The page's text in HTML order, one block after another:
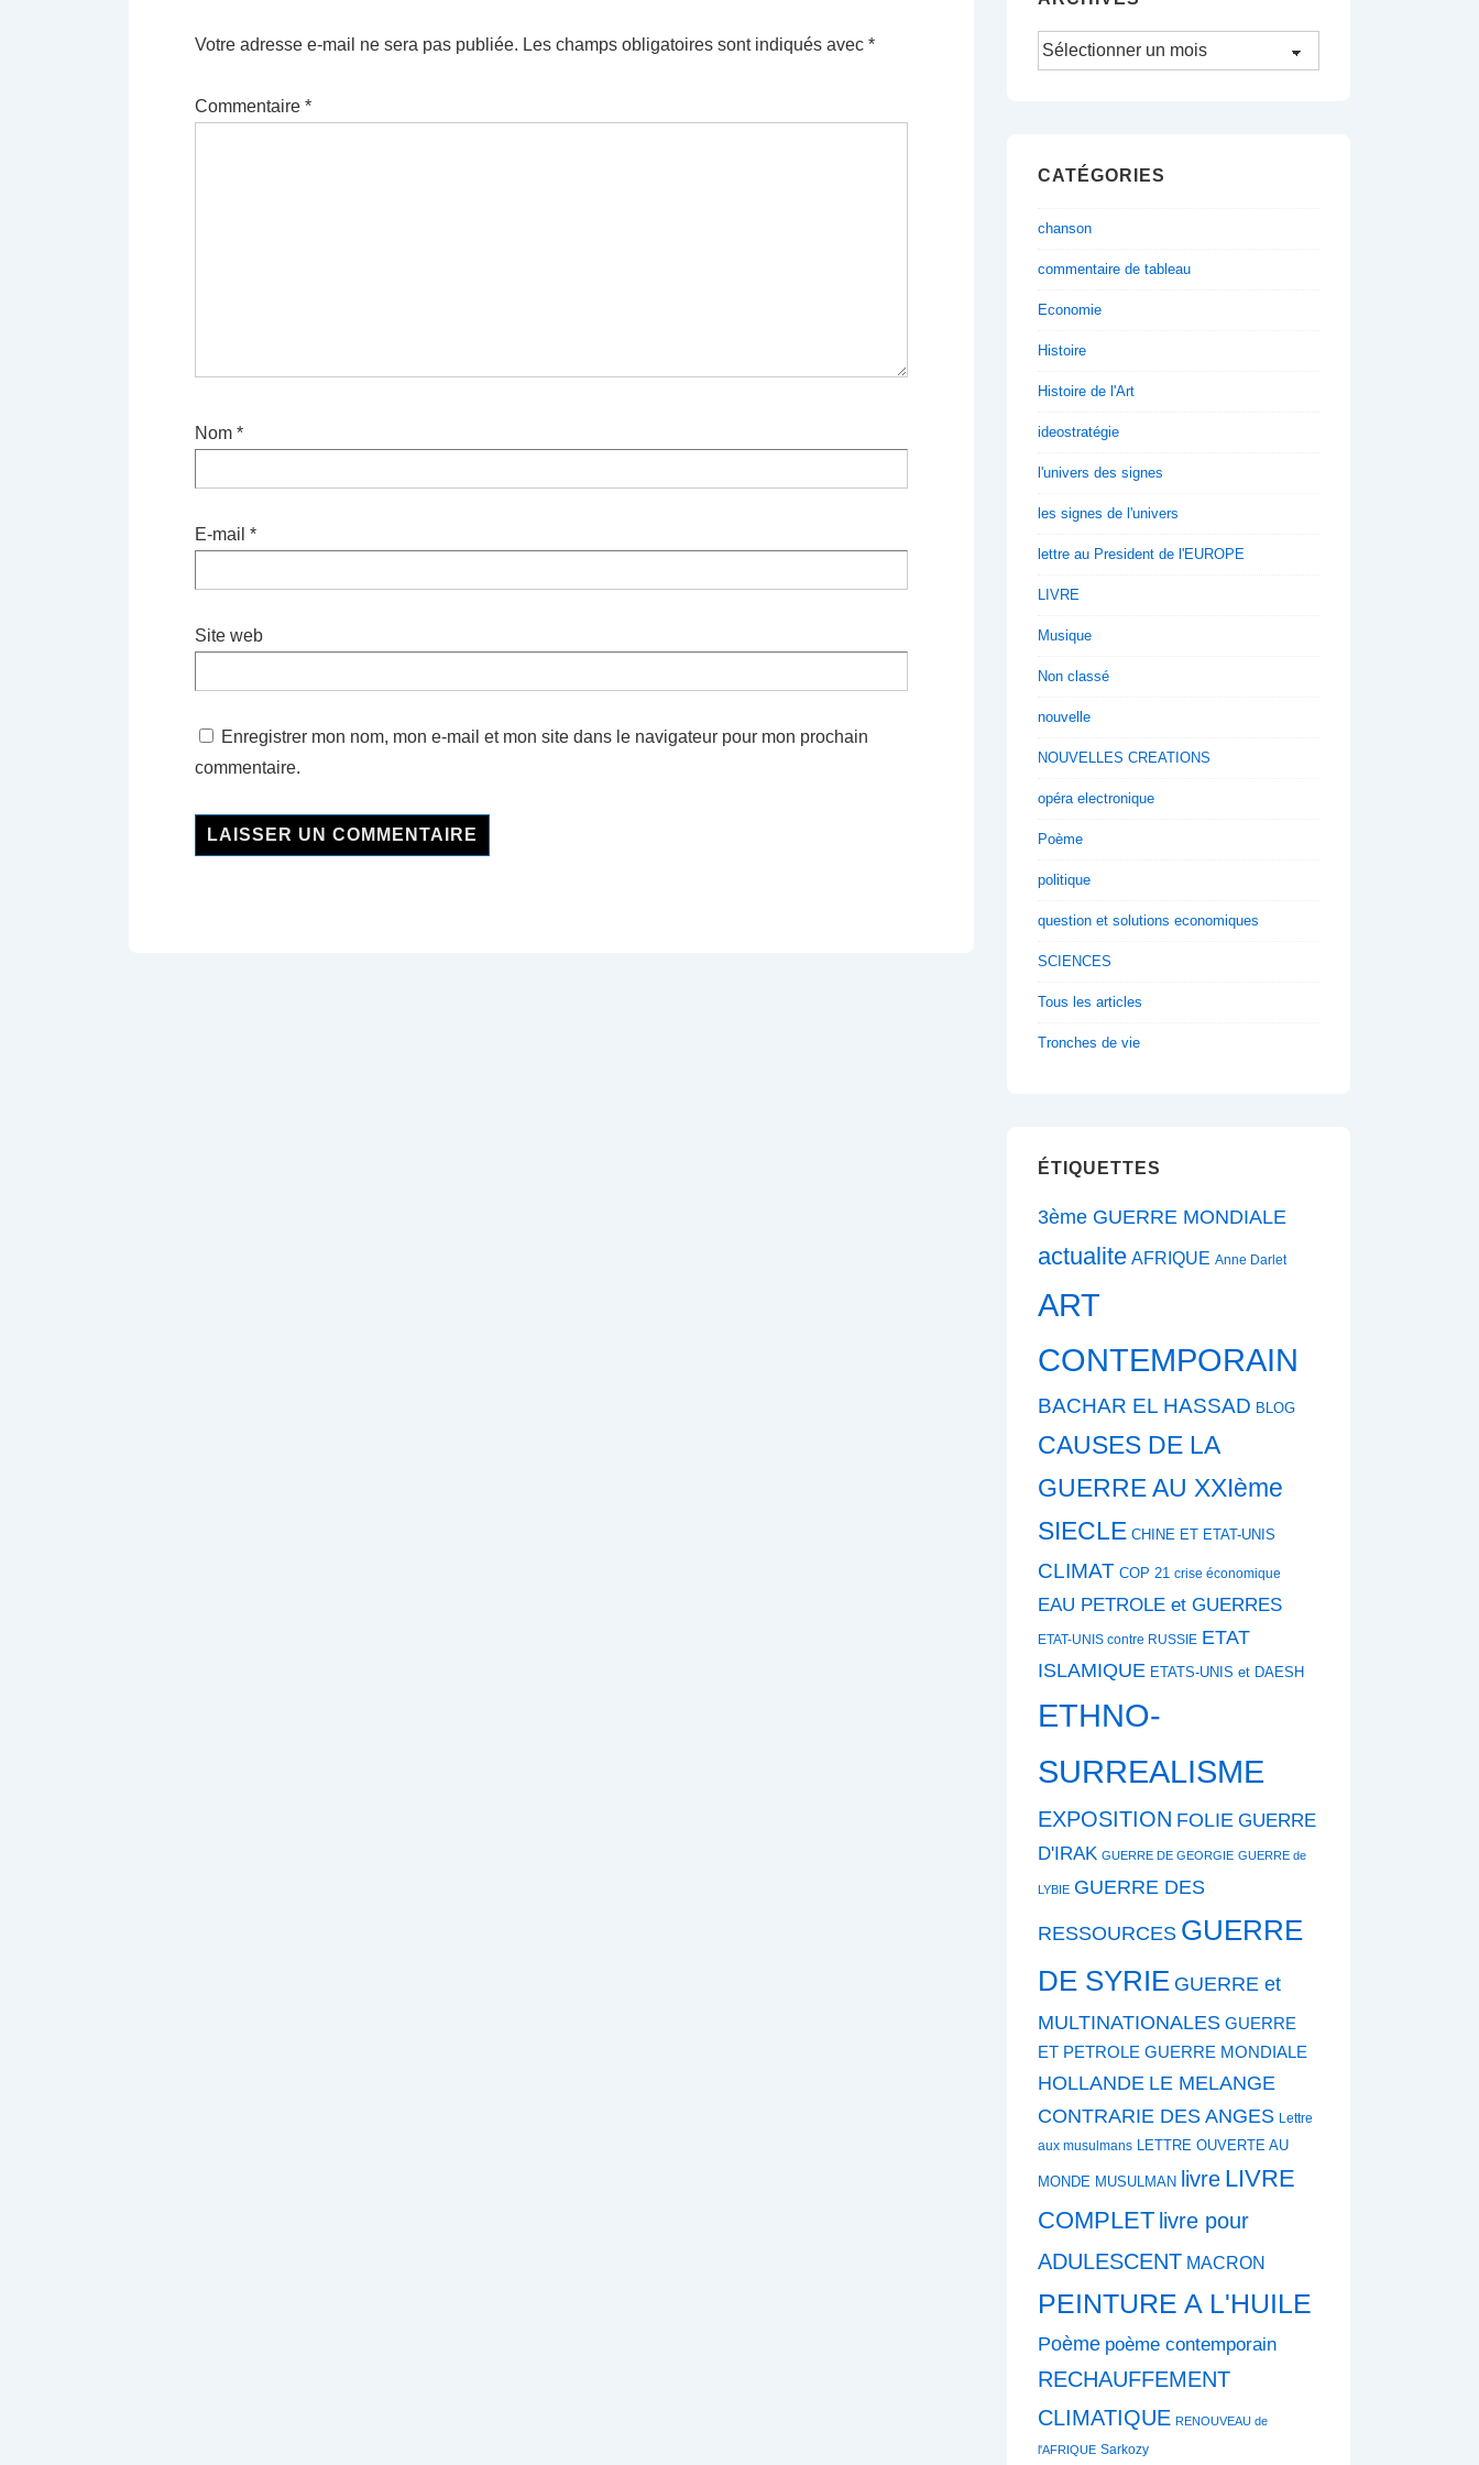
Votre adresse e-mail ne sera pas publiée. Les champs obligatoires sont indiqués avec *
Commentaire *
Nom *
E-mail *
Site web
Enregistrer mon nom, mon e-mail et mon site dans le navigateur pour mon prochain
commentaire.
Archives
CATÉGORIES
chanson
commentaire de tableau
Economie
Histoire
Histoire de l'Art
ideostratégie
l'univers des signes
les signes de l'univers
lettre au President de l'EUROPE
LIVRE
Musique
Non classé
nouvelle
NOUVELLES CREATIONS
opéra electronique
Poème
politique
question et solutions economiques
SCIENCES
Tous les articles
Tronches de vie
ÉTIQUETTES
3ème GUERRE MONDIALE
actualite AFRIQUE Anne Darlet
ART
CONTEMPORAIN
BACHAR EL HASSAD BLOG
CAUSES DE LA
GUERRE AU XXIème
SIECLE CHINE ET ETAT-UNIS
CLIMAT COP 21 crise économique
EAU PETROLE et GUERRES
ETAT-UNIS contre RUSSIE ETAT
ISLAMIQUE ETATS-UNIS et DAESH
ETHNO-
SURREALISME
EXPOSITION FOLIE GUERRE
D'IRAK GUERRE DE GEORGIE GUERRE de
LYBIE GUERRE DES
RESSOURCES GUERRE
DE SYRIE GUERRE et
MULTINATIONALES GUERRE
ET PETROLE GUERRE MONDIALE
HOLLANDE LE MELANGE
CONTRARIE DES ANGES Lettre
aux musulmans LETTRE OUVERTE AU
MONDE MUSULMAN livre LIVRE
COMPLET livre pour
ADULESCENT MACRON
PEINTURE A L'HUILE
Poème poème contemporain
RECHAUFFEMENT
CLIMATIQUE RENOUVEAU de
l'AFRIQUE Sarkozy